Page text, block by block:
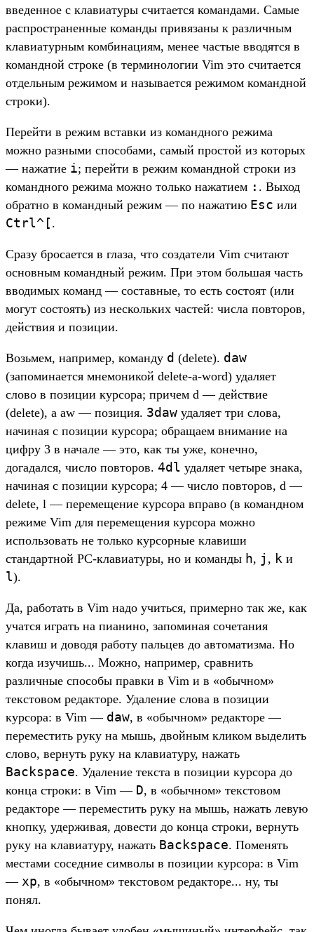
введенное с клавиатуры считается командами. Самые
распространенные команды привязаны к различным
клавиатурным комбинациям, менее частые вводятся в
командной строке (в терминологии Vim это считается
отдельным режимом и называется режимом командной
строки).
Перейти в режим вставки из командного режима
можно разными способами, самый простой из которых
— нажатие i; перейти в режим командной строки из
командного режима можно только нажатием : . Выход
обратно в командный режим — по нажатию Esc или
Ctrl^[ .
Сразу бросается в глаза, что создатели Vim считают
основным командный режим. При этом большая часть
вводимых команд — составные, то есть состоят (или
могут состоять) из нескольких частей: числа повторов,
действия и позиции.
Возьмем, например, команду d (delete). daw
(запоминается мнемоникой delete-a-word) удаляет
слово в позиции курсора; причем d — действие
(delete), а aw — позиция. 3daw удаляет три слова,
начиная с позиции курсора; обращаем внимание на
цифру 3 в начале — это, как ты уже, конечно,
догадался, число повторов. 4dl удаляет четыре знака,
начиная с позиции курсора; 4 — число повторов, d —
delete, l — перемещение курсора вправо (в командном
режиме Vim для перемещения курсора можно
использовать не только курсорные клавиши
стандартной PC-клавиатуры, но и команды h, j , k и
l).
Да, работать в Vim надо учиться, примерно так же, как
учатся играть на пианино, запоминая сочетания
клавиш и доводя работу пальцев до автоматизма. Но
когда изучишь... Можно, например, сравнить
различные способы правки в Vim и в «обычном»
текстовом редакторе. Удаление слова в позиции
курсора: в Vim — daw, в «обычном» редакторе —
переместить руку на мышь, двойным кликом выделить
слово, вернуть руку на клавиатуру, нажать
Backspace. Удаление текста в позиции курсора до
конца строки: в Vim — D, в «обычном» текстовом
редакторе — переместить руку на мышь, нажать левую
кнопку, удерживая, довести до конца строки, вернуть
руку на клавиатуру, нажать Backspace. Поменять
местами соседние символы в позиции курсора: в Vim
— xp, в «обычном» текстовом редакторе... ну, ты
понял.